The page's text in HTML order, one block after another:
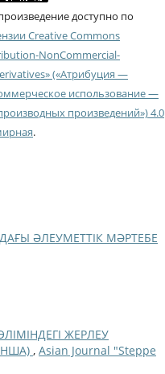
доступно по
Creative Commons
NonCommercial-
(«Атрибуция —
использование —
произведений») 4.0
.
ӘЛЕУМЕТТІК МӘРТЕБЕ
ЖЕРЛЕУ
, Asian Journal "Steppe